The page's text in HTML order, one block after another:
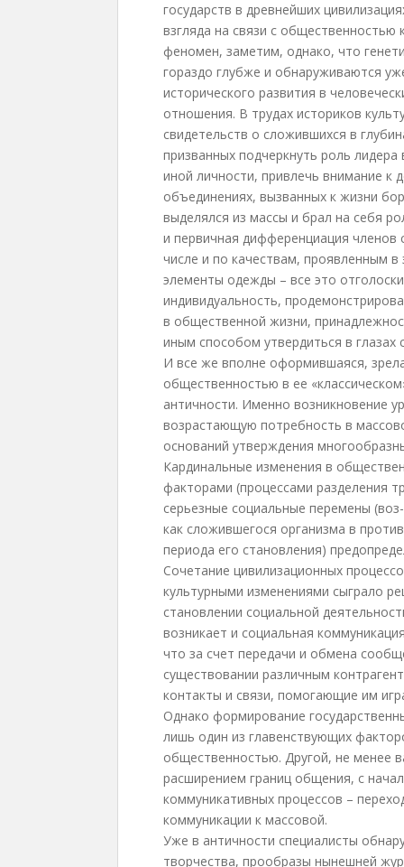
государств в древнейших
взгляда на связи с
феномен, заметим, однако, что
гораздо глубже и обнаруживаются
исторического развития в
отношения. В трудах историков
свидетельств о сложившихся в
призванных подчеркнуть роль
иной личности, привлечь внимание к
объединениях, вызванных к жизни
выделялся из массы и брал на себя
и первичная дифференциация
числе и по качествам, проявленным
элементы одежды – все это
индивидуальность,
в общественной жизни,
иным способом утвердиться в глазах
И все же вполне оформившаяся,
общественностью в ее
античности. Именно возникновение
возрастающую потребность в
оснований утверждения
Кардинальные изменения в
факторами (процессами разделения
серьезные социальные перемены
как сложившегося организма в
периода его становления)
Сочетание цивилизационных
культурными изменениями сыграло
становлении социальной
возникает и социальная
что за счет передачи и обмена
существовании различным
контакты и связи, помогающие им
Однако формирование
лишь один из главенствующих
общественностью. Другой, не менее
расширением границ общения, с
коммуникативных процессов –
коммуникации к массовой.
Уже в античности специалисты
творчества, прообразы нынешней